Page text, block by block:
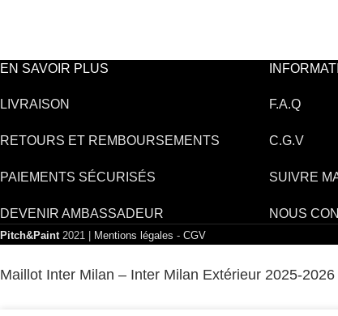
EN SAVOIR PLUS
LIVRAISON
RETOURS ET REMBOURSEMENTS
PAIEMENTS SÉCURISÉS
DEVENIR AMBASSADEUR
F.A.Q
C.G.V
SUIVRE
NOUS
Pitch&Paint 2021 | Mentions légales - CGV
Maillot Inter Milan – Inter Milan Extérieur 2025-2026